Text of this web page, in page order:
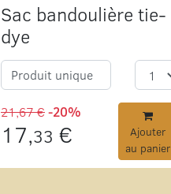
Sac bandoulière tie-
dye
Produit unique
21,67 €-20%
17,33 €
Ajouter
au panier